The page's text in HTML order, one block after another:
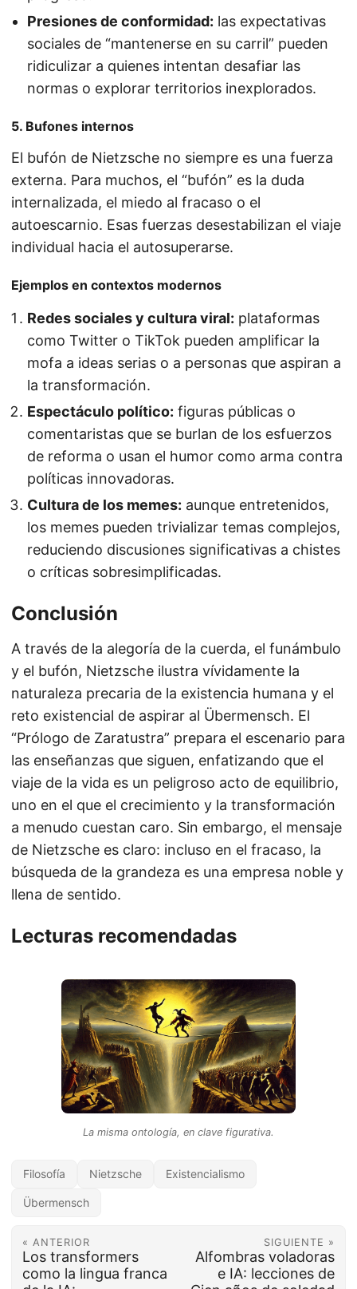
Presiones de conformidad: las expectativas
sociales de “mantenerse en su carril” pueden
ridiculizar a quienes intentan desafiar las
normas o explorar territorios inexplorados.
5. Bufones internos
El bufón de Nietzsche no siempre es una fuerza
externa. Para muchos, el “bufón” es la duda
internalizada, el miedo al fracaso o el
autoescarnio. Esas fuerzas desestabilizan el viaje
individual hacia el autosuperarse.
Ejemplos en contextos modernos
Redes sociales y cultura viral: plataformas
como Twitter o TikTok pueden amplificar la
mofa a ideas serias o a personas que aspiran a
la transformación.
Espectáculo político: figuras públicas o
comentaristas que se burlan de los esfuerzos
de reforma o usan el humor como arma contra
políticas innovadoras.
Cultura de los memes: aunque entretenidos,
los memes pueden trivializar temas complejos,
reduciendo discusiones significativas a chistes
o críticas sobresimplificadas.
Conclusión
A través de la alegoría de la cuerda, el funámbulo
y el bufón, Nietzsche ilustra vívidamente la
naturaleza precaria de la existencia humana y el
reto existencial de aspirar al Übermensch. El
“Prólogo de Zaratustra” prepara el escenario para
las enseñanzas que siguen, enfatizando que el
viaje de la vida es un peligroso acto de equilibrio,
uno en el que el crecimiento y la transformación
a menudo cuestan caro. Sin embargo, el mensaje
de Nietzsche es claro: incluso en el fracaso, la
búsqueda de la grandeza es una empresa noble y
llena de sentido.
Lecturas recomendadas
La misma ontología, en clave figurativa.
Filosofía Nietzsche Existencialismo
Übermensch
« ANTERIOR
Los transformers
como la lingua franca
SIGUIENTE »
Alfombras voladoras
e IA: lecciones de